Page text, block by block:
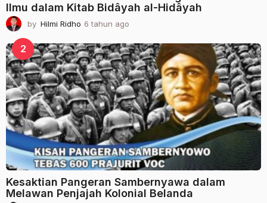
Ilmu dalam Kitab Bidâyah al-Hidâyah
by Hilmi Ridho 6 tahun ago
a
h
u
n
a
g
o
2
Kesaktian Pangeran Sambernyawa dalam
Melawan Penjajah Kolonial Belanda